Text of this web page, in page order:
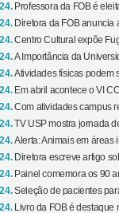
Professora da FOB é
Diretora da FOB anuncia
Centro Cultural expõe
A Importância da
Atividades físicas podem
Em abril acontece o VI
Com atividades campus
TV USP mostra jornada
Alerta: Animais em áreas
Diretora escreve artigo
Painel comemora os 90
Seleção de pacientes
Livro da FOB é destaque